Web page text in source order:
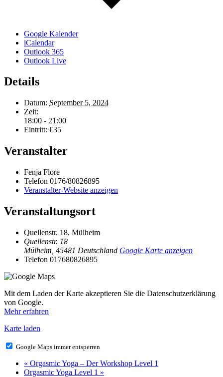
Google Kalender
iCalendar
Outlook 365
Outlook Live
Details
Datum: September 5, 2024
Zeit:
18:00 - 21:00
Eintritt: €35
Veranstalter
Fenja Flore
Telefon 0176/80826895
Veranstalter-Website anzeigen
Veranstaltungsort
Quellenstr. 18, Mülheim
Quellenstr. 18
Mülheim 45481 Deutschland Google Karte anzeigen
Telefon 017680826895
Mit dem Laden der Karte akzeptieren Sie die Datenschutzerklärung
von Google.
Mehr erfahren
Karte laden
Google Maps immer entsperren
« Orgasmic Yoga – Der Workshop Level 1
Orgasmic Yoga Level 1 »